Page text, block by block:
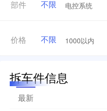
部件 不限 电控系统
价格 不限 1000以内
拆车件信息
最新